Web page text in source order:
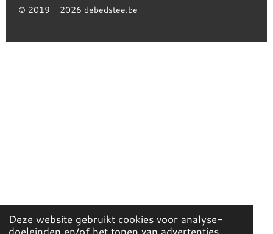
Deze website gebruikt cookies voor analyse-
© 2019 - 2026 debedstee.be